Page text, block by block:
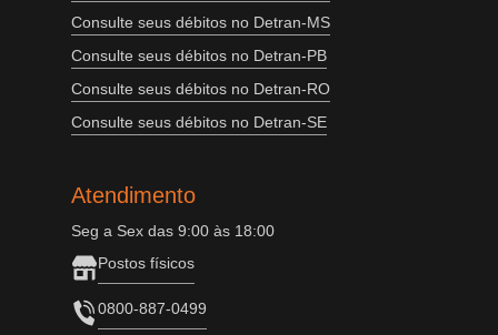
Consulte seus débitos no Detran-MS
Consulte seus débitos no Detran-PB
Consulte seus débitos no Detran-RO
Consulte seus débitos no Detran-SE
Atendimento
Seg a Sex das 9:00 às 18:00
Postos físicos
0800-887-0499